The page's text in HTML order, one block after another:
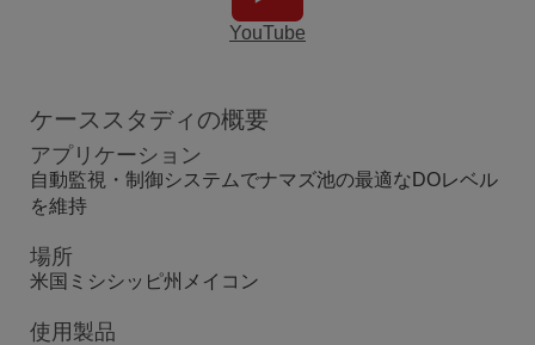
YouTube
ケーススタディの概要
アプリケーション
自動監視・制御システムでナマズ池の最適なDOレベル
を維持
場所
米国ミシシッピ州メイコン
使用製品